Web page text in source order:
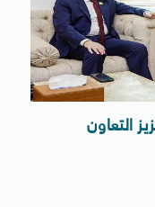
التعاون